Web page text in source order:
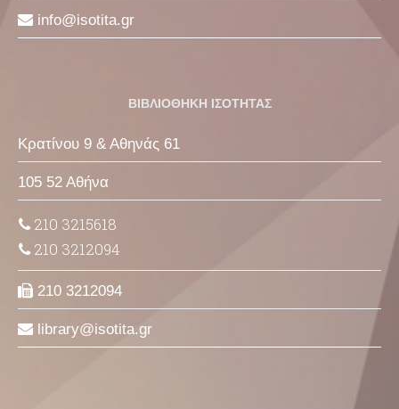
info isotita gr
ΒΙΒΛΙΟΘΗΚΗ ΙΣΟΤΗΤΑΣ
Κρατίνου 9 & Αθηνάς 61
105 52 Αθήνα
210 3215618
210 3212094
210 3212094
library isotita gr